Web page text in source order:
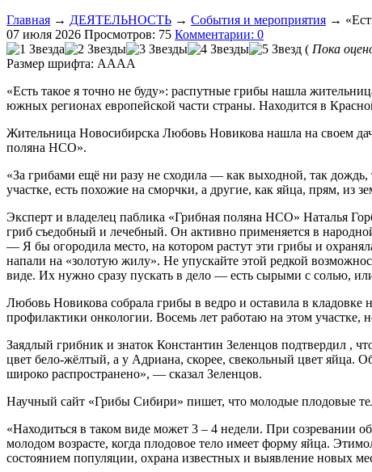
Главная → ДЕЯТЕЛЬНОСТЬ → События и мероприятия →
07 июля 2026 Просмотров: 75 Комментарии: 0
( Пока
Размер шрифта: AAAA
«Есть такое я точно не буду»: распутные грибы нашла
южных регионах европейской части страны. Находится в
Жительница Новосибирска Любовь Новикова нашла на своем
поляна НСО».
«За грибами ещё ни разу не сходила — как выходной, так
участке, есть похожие на сморчки, а другие, как яйца, прям, из
Эксперт и владелец паблика «Грибная поляна НСО» Наталья
гриб съедобный и лечебный. Он активно применяется в
— Я бы огородила место, на котором растут эти грибы и
напали на «золотую жилу». Не упускайте этой редкой
виде. Их нужно сразу пускать в дело — есть сырыми с солью,
Любовь Новикова собрала грибы в ведро и оставила в кладовке
профилактики онкологии. Восемь лет работаю на этом
Заядлый грибник и знаток Константин Зеленцов подтвердил ,
цвет бело-жёлтый, а у Адриана, скорее, свекольный цвет яйца.
широко распространено», — сказал Зеленцов.
Научный сайт «Грибы Сибири» пишет, что молодые плодовые
«Находиться в таком виде может 3 – 4 недели. При созревании
молодом возрасте, когда плодовое тело имеет форму яйца.
состоянием популяции, охрана известных и выявление новых